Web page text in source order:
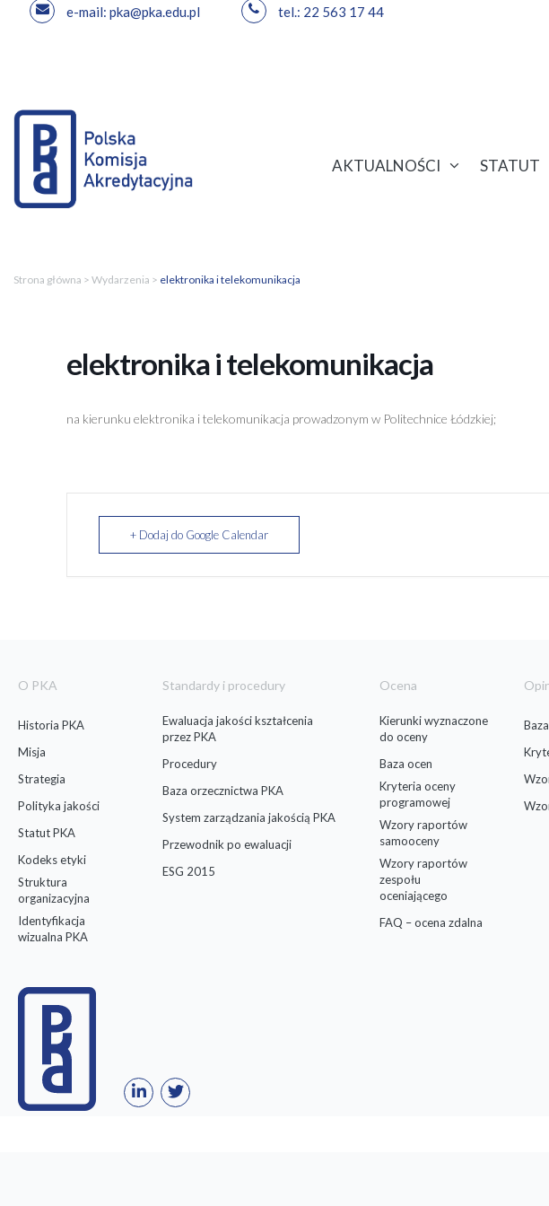
e-mail: pka@pka.edu.pl tel.: 22 563 17 44
AKTUALNOŚCI STATUT
Strona główna > Wydarzenia > elektronika i telekomunikacja
elektronika i telekomunikacja
na kierunku elektronika i telekomunikacja prowadzonym w Politechnice Łódzkiej;
+ Dodaj do Google Calendar
O PKA
Historia PKA
Misja
Strategia
Polityka jakości
Statut PKA
Kodeks etyki
Struktura
organizacyjna
Identyfikacja
wizualna PKA
Standardy i procedury
Ewaluacja jakości kształcenia
przez PKA
Procedury
Baza orzecznictwa PKA
System zarządzania jakością PKA
Przewodnik po ewaluacji
ESG 2015
Ocena
Kierunki wyznaczone
do oceny
Baza ocen
Kryteria oceny
programowej
Wzory raportów
samooceny
Wzory raportów
zespołu
oceniającego
FAQ – ocena zdalna